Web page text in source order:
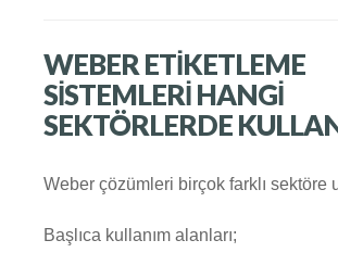
WEBER ETIKETLEME
SISTEMLERI HANGI
SEKTÖRLERDE
Weber çözümleri birçok farklı sektöre
Başlıca kullanım alanları;